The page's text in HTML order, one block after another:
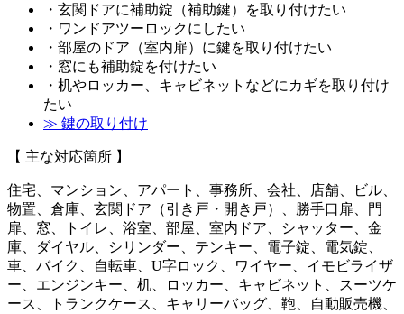
・玄関ドアに補助錠（補助鍵）を取り付けたい
・ワンドアツーロックにしたい
・部屋のドア（室内扉）に鍵を取り付けたい
・窓にも補助錠を付けたい
・机やロッカー、キャビネットなどにカギを取り付け
たい
≫ 鍵の取り付け
【 主な対応箇所 】
住宅、マンション、アパート、事務所、会社、店舗、ビル、
物置、倉庫、玄関ドア（引き戸・開き戸）、勝手口扉、門
扉、窓、トイレ、浴室、部屋、室内ドア、シャッター、金
庫、ダイヤル、シリンダー、テンキー、電子錠、電気錠、
車、バイク、自転車、U字ロック、ワイヤー、イモビライザ
ー、エンジンキー、机、ロッカー、キャビネット、スーツケ
ース、トランクケース、キャリーバッグ、鞄、自動販売機、